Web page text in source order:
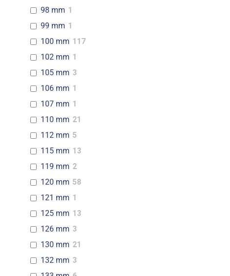
98 mm 1
99 mm 1
100 mm 117
102 mm 1
105 mm 3
106 mm 1
107 mm 1
110 mm 21
112 mm 5
115 mm 13
119 mm 2
120 mm 58
121 mm 1
125 mm 13
126 mm 3
130 mm 21
132 mm 3